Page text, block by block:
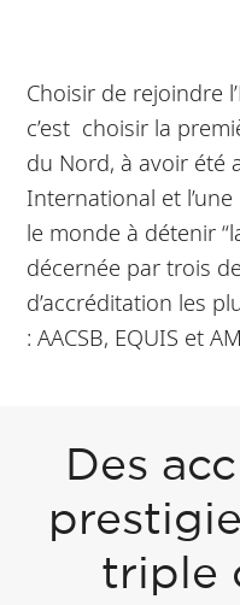
Choisir de rejoindre
c’est choisir la
du Nord, à avoir été
International et
le monde à détenir
décernée par trois
d’accréditation les
: AACSB, EQUIS et
Des
triple